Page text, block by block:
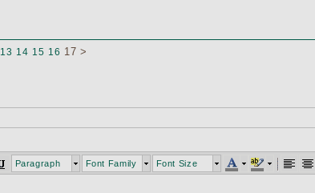
13 14 15 16 17 >
Paragraph Font Family Font Size